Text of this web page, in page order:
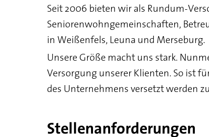
Seit 2006 bieten wir als Rundum-
Seniorenwohngemeinschaften,
in Weißenfels, Leuna und Merseburg.
Unsere Größe macht uns stark.
Versorgung unserer Klienten. So ist
des Unternehmens versetzt werden
Stellenanforderungen